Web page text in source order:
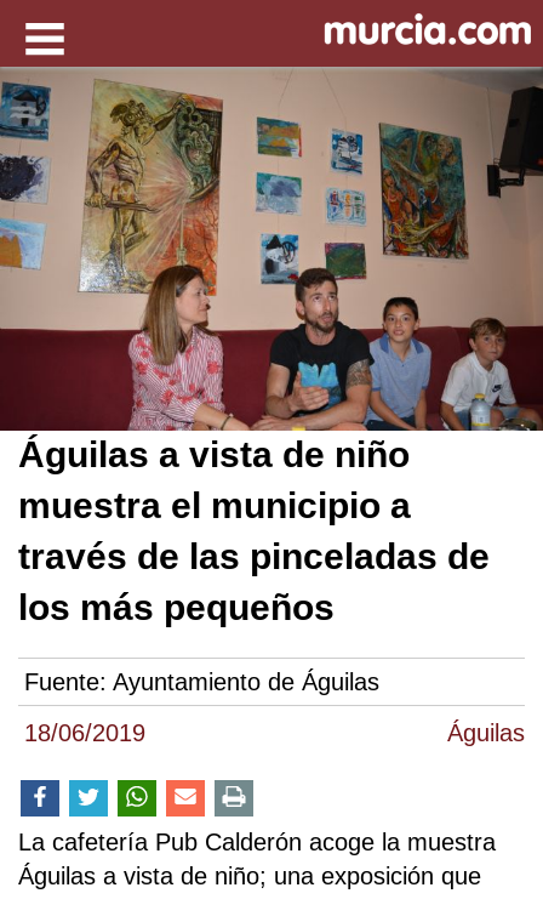
18/06/2019 Águilas
Águilas a vista de niño
muestra el municipio a
través de las pinceladas de
los más pequeños
Fuente: Ayuntamiento de Águilas
La cafetería Pub Calderón acoge la muestra
Águilas a vista de niño; una exposición que